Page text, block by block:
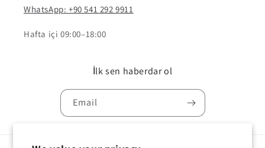
WhatsApp: +90 541 292 9911
Hafta içi 09:00–18:00
İlk sen haberdar ol
Email